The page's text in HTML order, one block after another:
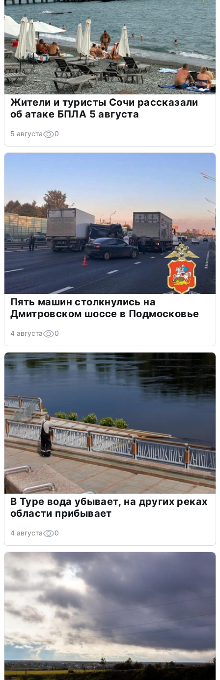
Жители и туристы Сочи рассказали
об атаке БПЛА 5 августа
5 августа 0
Пять машин столкнулись на
Дмитровском шоссе в Подмосковье
4 августа 0
В Туре вода убывает, на других реках
области прибывает
4 августа 0